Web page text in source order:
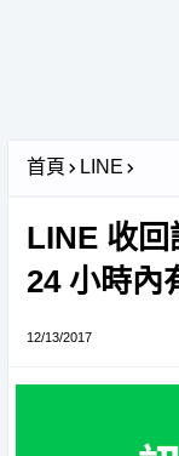
首頁 LINE
LINE 收回
24 小時內
12/13/2017